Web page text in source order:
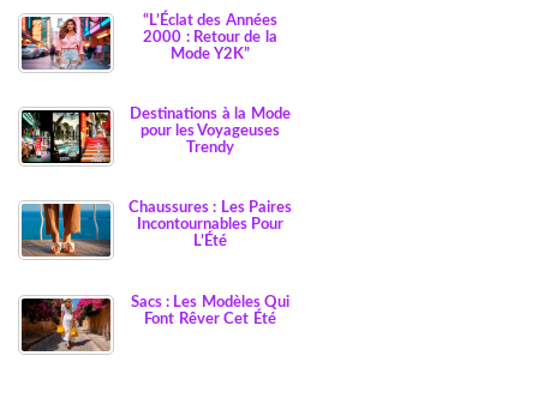
“L’Éclat des Années
2000 : Retour de la
Mode Y2K”
Destinations à la Mode
pour les Voyageuses
Trendy
Chaussures : Les Paires
Incontournables Pour
L’Été
Sacs : Les Modèles Qui
Font Rêver Cet Été